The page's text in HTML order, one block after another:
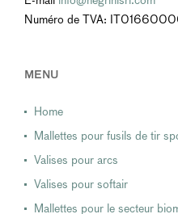
Numéro de TVA:
MENU
Home
Mallettes pour fusils de tir
Valises pour arcs
Valises pour softair
Mallettes pour le secteur